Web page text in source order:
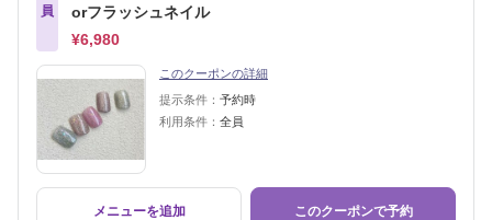
員
orフラッシュネイル
¥6,980
このクーポンの詳細
提示条件： 予約時
利用条件： 全員
メニューを追加 このクーポンで予約